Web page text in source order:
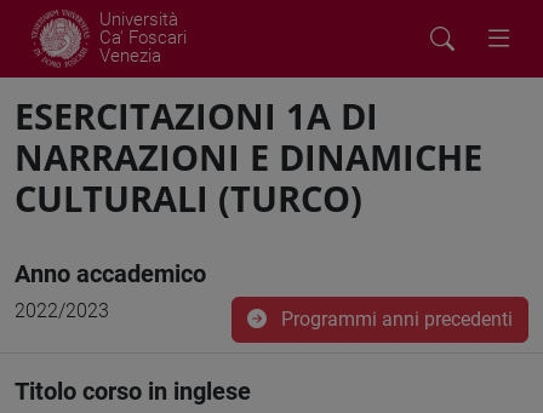
Università
Ca' Foscari
Venezia
ESERCITAZIONI 1A DI
NARRAZIONI E DINAMICHE
CULTURALI (TURCO)
Anno accademico
2022/2023 Programmi anni precedenti
Titolo corso in inglese